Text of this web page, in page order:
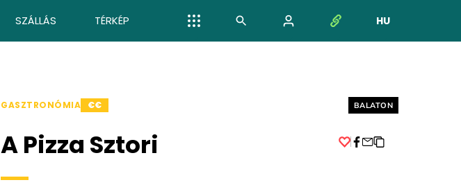
SZÁLLÁS TÉRKÉP HU
NYELV
GASZTRONÓMIA €€ Helyszín címkék:
BALATON
A Pizza Sztori